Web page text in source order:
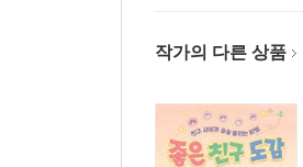
작가의 다른 상품